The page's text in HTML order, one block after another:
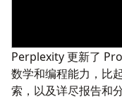
Perplexity 更新了
数学和编程能力，比
索，以及详尽报告和分